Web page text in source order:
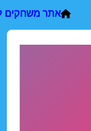
אתר משחקים